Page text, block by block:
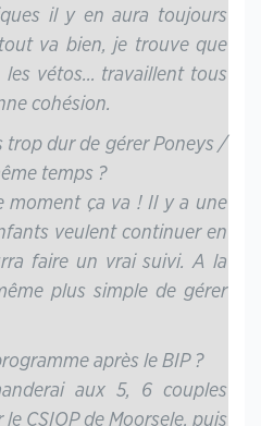
il y en aura toujours
va bien, je trouve que
les vétos… travaillent tous
cohésion.
trop dur de gérer Poneys /
temps ?
ça va ! Il y a une
veulent continuer en
faire un vrai suivi. A la
plus simple de gérer
après le BIP ?
aux 5, 6 couples
CSIOP de Moorsele, puis